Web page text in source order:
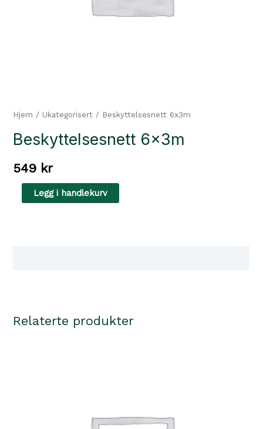
Hjem / Ukategorisert / Beskyttelsesnett 6x3m
Beskyttelsesnett 6x3m
549 kr
Beskyttelsesnett
6x3m
Legg i handlekurv
Relaterte produkter